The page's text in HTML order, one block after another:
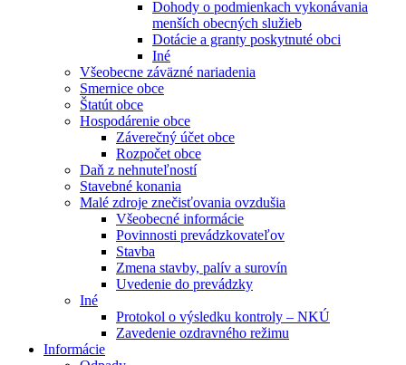
Dohody o podmienkach vykonávania
menších obecných služieb
Dotácie a granty poskytnuté obci
Iné
Všeobecne záväzné nariadenia
Smernice obce
Štatút obce
Hospodárenie obce
Záverečný účet obce
Rozpočet obce
Daň z nehnuteľností
Stavebné konania
Malé zdroje znečisťovania ovzdušia
Všeobecné informácie
Povinnosti prevádzkovateľov
Stavba
Zmena stavby, palív a surovín
Uvedenie do prevádzky
Iné
Protokol o výsledku kontroly – NKÚ
Zavedenie ozdravného režimu
Informácie